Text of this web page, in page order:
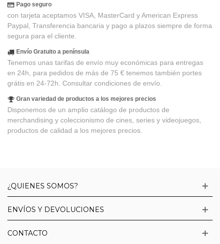
Pago seguro
con tarjeta aceptamos VISA, MasterCard y American Express
Paypal, Transferencia bancaria y pago a plazos siempre de forma
segura para el cliente.
Envío Gratuito a península
Tenemos unas tarifas de envío muy económicas para entregas
en 24h, para pedidos de más de 75 € tenemos también portes
grátis en 24-72h. Consultar condiciones de envío.
Gran variedad de productos a los mejores precios
Disponemos de un amplio catálogo de productos de
merchandising y coleccionismo de cines, series y videojuegos,
productos de calidad a los mejores precios.
¿QUIENES SOMOS?
ENVÍOS Y DEVOLUCIONES
CONTACTO